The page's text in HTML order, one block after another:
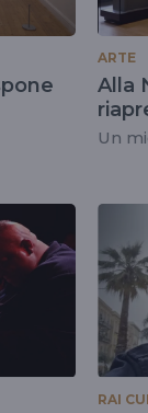
ARTE
Alla
Un
RAI